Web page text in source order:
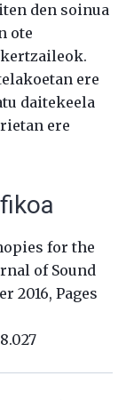
den soinua
ote
ere
daitekeela
ere
for the
of Sound
2016, Pages